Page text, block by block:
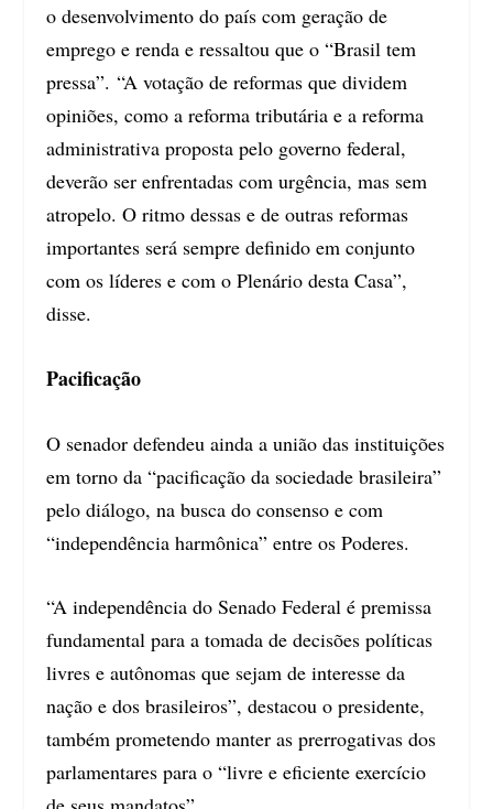
o desenvolvimento do país com geração de
emprego e renda e ressaltou que o “Brasil tem
pressa”. “A votação de reformas que dividem
opiniões, como a reforma tributária e a reforma
administrativa proposta pelo governo federal,
deverão ser enfrentadas com urgência, mas sem
atropelo. O ritmo dessas e de outras reformas
importantes será sempre definido em conjunto
com os líderes e com o Plenário desta Casa”,
disse.
Pacificação
O senador defendeu ainda a união das instituições
em torno da “pacificação da sociedade brasileira”
pelo diálogo, na busca do consenso e com
“independência harmônica” entre os Poderes.
“A independência do Senado Federal é premissa
fundamental para a tomada de decisões políticas
livres e autônomas que sejam de interesse da
nação e dos brasileiros”, destacou o presidente,
também prometendo manter as prerrogativas dos
parlamentares para o “livre e eficiente exercício